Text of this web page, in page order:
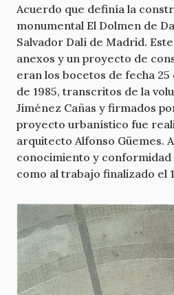
Acuerdo que definía la
monumental El Dolmen de
Salvador Dalí de Madrid.
anexos y un proyecto de
eran los bocetos de fecha
de 1985, transcritos de la
Jiménez Cañas y firmados
proyecto urbanístico fue
arquitecto Alfonso Güemes.
conocimiento y conformidad
como al trabajo finalizado el